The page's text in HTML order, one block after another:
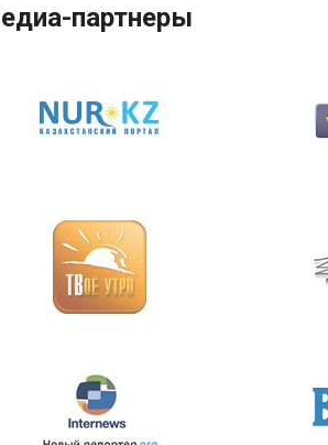
партнеры